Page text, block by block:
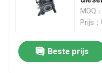
Hydraulische pomp
REISversnellingsbak
MOQ
Prijs
Beste prijs